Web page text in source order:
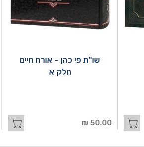
שו"ת פי כהן - אורח חיים
חלק א
50.00 ₪